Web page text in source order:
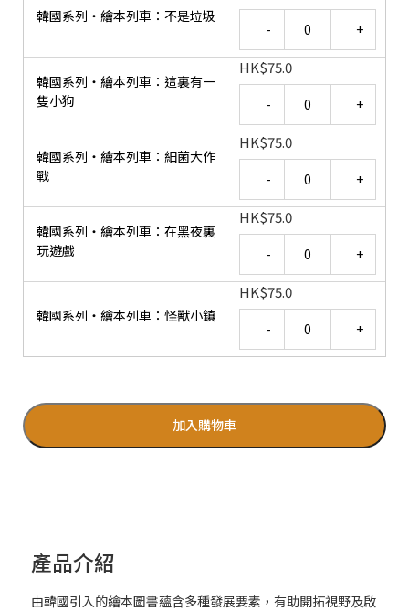
韓國系列‧繪本列車：不是垃圾
韓國系列‧繪本列車：這裏有一
隻小狗
HK$75.0
韓國系列‧繪本列車：細菌大作
戰
HK$75.0
韓國系列‧繪本列車：在黑夜裏
玩遊戲
HK$75.0
韓國系列‧繪本列車：怪獸小鎮
HK$75.0
加入購物車
產品介紹
由韓國引入的繪本圖書蘊含多種發展要素，有助開拓視野及啟